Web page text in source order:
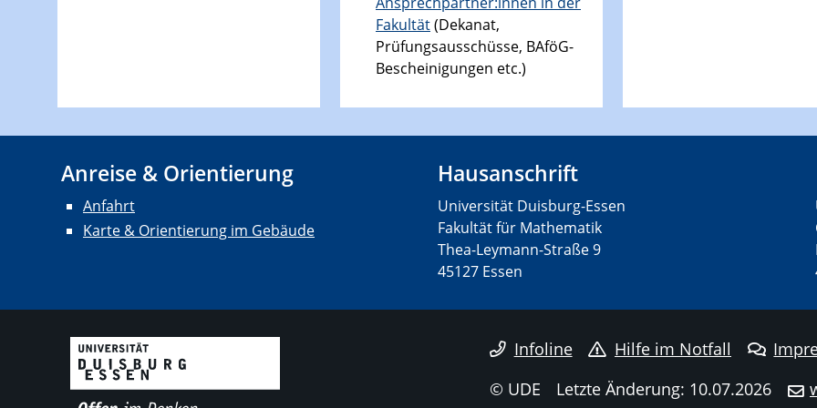
Fakultät(Dekanat,
Prüfungsausschüsse, BAföG-
Bescheinigungen etc.)
Anreise & Orientierung
Anfahrt
Karte & Orientierung im Gebäude
Hausanschrift
Universität Duisburg-Essen
Fakultät für Mathematik
Thea-Leymann-Straße 9
45127 Essen
Infoline Hilfe im Notfall
© UDE
Letzte Änderung: 10.07.2026